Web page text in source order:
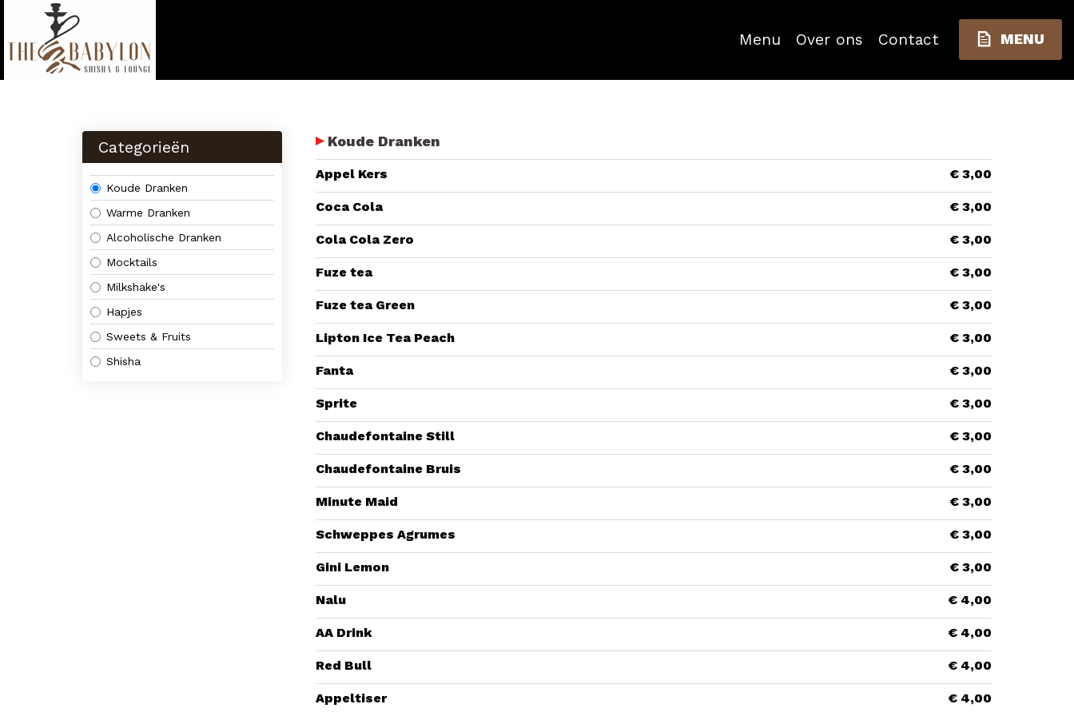
Menu Over ons Contact MENU
Categorieën
Koude Dranken
Warme Dranken
Alcoholische Dranken
Mocktails
Milkshake's
Hapjes
Sweets & Fruits
Shisha
Koude Dranken
Appel Kers € 3,00
Coca Cola € 3,00
Cola Cola Zero € 3,00
Fuze tea € 3,00
Fuze tea Green € 3,00
Lipton Ice Tea Peach € 3,00
Fanta € 3,00
Sprite € 3,00
Chaudefontaine Still € 3,00
Chaudefontaine Bruis € 3,00
Minute Maid € 3,00
Schweppes Agrumes € 3,00
Gini Lemon € 3,00
Nalu € 4,00
AA Drink € 4,00
Red Bull € 4,00
Appeltiser € 4,00